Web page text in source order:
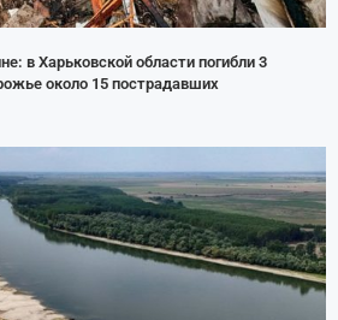
в Харьковской области погибли 3
около 15 пострадавших